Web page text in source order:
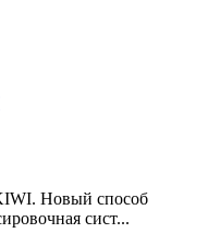
Новый способ
сист...